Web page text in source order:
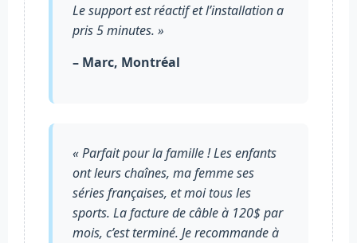
Le support est réactif et l’installation a
pris 5 minutes. »
– Marc, Montréal
« Parfait pour la famille ! Les enfants
ont leurs chaînes, ma femme ses
séries françaises, et moi tous les
sports. La facture de câble à 120$ par
mois, c’est terminé. Je recommande à